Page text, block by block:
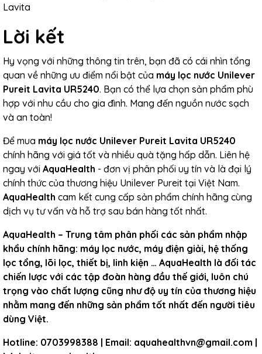
Lavita
Lời kết
Hy vọng với những thông tin trên, bạn đã có cái nhìn tổng
quan về những ưu điểm nổi bật của máy lọc nước Unilever
Pureit Lavita UR5240. Bạn có thể lựa chọn sản phẩm phù
hợp với nhu cầu cho gia đình. Mang đến nguồn nước sạch
và an toàn!
Để mua máy lọc nước Unilever Pureit Lavita UR5240
chính hãng với giá tốt và nhiều quà tặng hấp dẫn. Liên hệ
ngay với AquaHealth - đơn vị phân phối uy tín và là đại lý
chính thức của thương hiệu Unilever Pureit tại Việt Nam.
AquaHealth cam kết cung cấp sản phẩm chính hãng cùng
dịch vụ tư vấn và hỗ trợ sau bán hàng tốt nhất.
AquaHealth – Trung tâm phân phối các sản phẩm nhập
khẩu chính hãng: máy lọc nước, máy điện giải, hệ thống
lọc tổng, lõi lọc, thiết bị, linh kiện … AquaHealth là đối tác
chiến lược với các tập đoàn hàng đầu thế giới, luôn chú
trọng vào chất lượng cũng như độ uy tín của thương hiệu
nhằm mang đến những sản phẩm tốt nhất đến người tiêu
dùng Việt.
Hotline: 0703998388 | Email: aquahealthvn@gmail.com |